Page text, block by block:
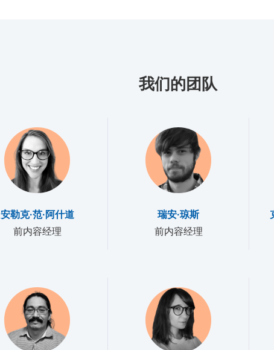
我们的团队
安勒克·范·阿什道
前内容经理
瑞安·琼斯
前内容经理